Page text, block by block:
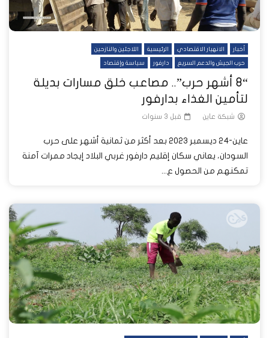
أخبار الانهيار الاقتصادي الرئيسية اللاجئين والنازحين
حرب الجيش والدعم السريع دارفور سياسة وإقتصاد
“8 أشهر حرب”.. مصاعب خلق مسارات بديلة
لتأمين الغذاء بدارفور
شبكة عاين قبل 3 سنوات
عاين-24 ديسمبر 2023 بعد أكثر من ثمانية أشهر على حرب
السودان، يعاني سكان إقليم دارفور غربي البلاد إيجاد ممرات آمنة
تمكنهم من الحصول ع...